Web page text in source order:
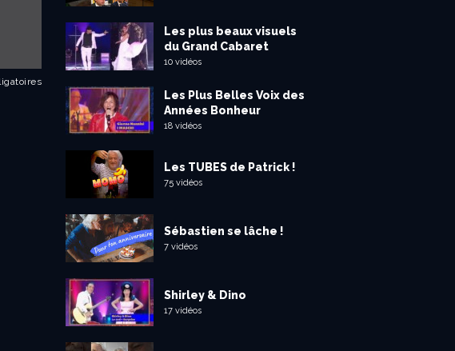
Les plus beaux visuels
du Grand Cabaret
10 vidéos
Les Plus Belles Voix des
Années Bonheur
18 vidéos
Les TUBES de Patrick !
75 vidéos
Sébastien se lâche !
7 vidéos
Shirley & Dino
17 vidéos